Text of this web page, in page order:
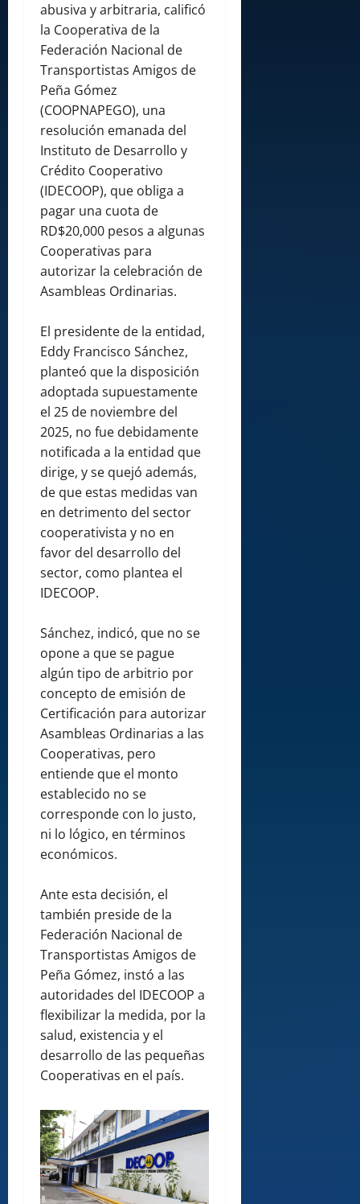
abusiva y arbitraria, calificó
la Cooperativa de la
Federación Nacional de
Transportistas Amigos de
Peña Gómez
(COOPNAPEGO), una
resolución emanada del
Instituto de Desarrollo y
Crédito Cooperativo
(IDECOOP), que obliga a
pagar una cuota de
RD$20,000 pesos a algunas
Cooperativas para
autorizar la celebración de
Asambleas Ordinarias.
El presidente de la entidad,
Eddy Francisco Sánchez,
planteó que la disposición
adoptada supuestamente
el 25 de noviembre del
2025, no fue debidamente
notificada a la entidad que
dirige, y se quejó además,
de que estas medidas van
en detrimento del sector
cooperativista y no en
favor del desarrollo del
sector, como plantea el
IDECOOP.
Sánchez, indicó, que no se
opone a que se pague
algún tipo de arbitrio por
concepto de emisión de
Certificación para autorizar
Asambleas Ordinarias a las
Cooperativas, pero
entiende que el monto
establecido no se
corresponde con lo justo,
ni lo lógico, en términos
económicos.
Ante esta decisión, el
también preside de la
Federación Nacional de
Transportistas Amigos de
Peña Gómez, instó a las
autoridades del IDECOOP a
flexibilizar la medida, por la
salud, existencia y el
desarrollo de las pequeñas
Cooperativas en el país.